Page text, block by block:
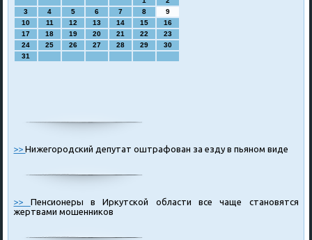
3
4 5 6 7 8
9
10
11 12 13 14 15
16
17
18 19 20 21 22
23
24
25 26 27 28 29
30
31
>>Нижегородский депутат оштрафован за езду в пьяном виде
>> Пенсионеры в Иркутской области все чаще становятся
жертвами мошенников